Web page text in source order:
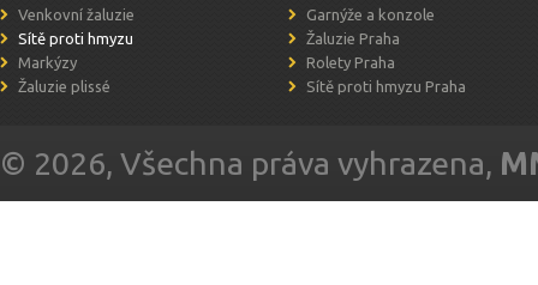
Venkovní žaluzie
Garnýže a konzole
Sítě proti hmyzu
Žaluzie Praha
Markýzy
Rolety Praha
Žaluzie plissé
Sítě proti hmyzu Praha
© 2026, Všechna práva vyhrazena,